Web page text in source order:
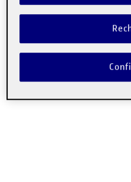
Este ejercicio de arqueología
comparaciones entre la
el reciclaje de imágenes que
dispositivos. Entrega de la